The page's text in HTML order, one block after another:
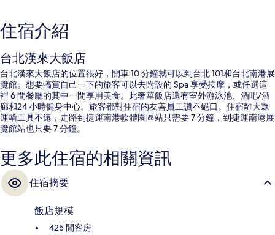
住宿介紹
台北漢來大飯店
台北漢來大飯店的位置很好，開車 10 分鐘就可以到台北 101和台北南港展
覽館。想要犒賞自己一下的旅客可以去附設的 Spa 享受按摩，或任選這
裡 6 間餐廳的其中一間享用美食。此奢華飯店還有室外游泳池、酒吧/酒
廊和24 小時健身中心。旅客都對住宿的友善員工讚不絕口。住宿離大眾
運輸工具不遠，走路到捷運南港軟體園區站只需要 7 分鐘，到捷運南港展
覽館站也只要 7 分鐘。
更多此住宿的相關資訊
住宿摘要
飯店規模
425 間客房